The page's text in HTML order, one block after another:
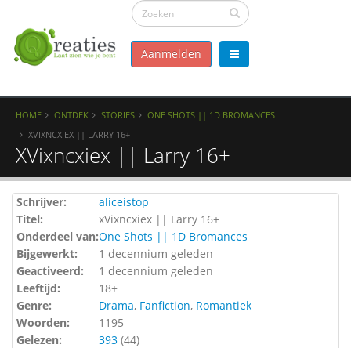
Aanmelden
HOME ONTDEK STORIES
ONE SHOTS || 1D BROMANCES
XVIXNCXIEX || LARRY 16+
XVixncxiex || Larry 16+
Schrijver:
aliceistop
Titel:
xVixncxiex || Larry 16+
Onderdeel van:One Shots || 1D Bromances
Bijgewerkt:
1 decennium geleden
Geactiveerd:
1 decennium geleden
Leeftijd:
18+
Genre:
Drama, Fanfiction, Romantiek
Woorden:
1195
Gelezen:
393 (44)